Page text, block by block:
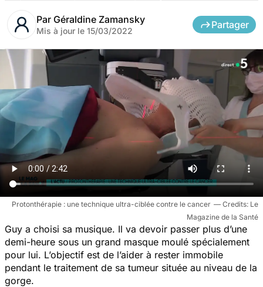
Par Géraldine Zamansky
Mis à jour le 15/03/2022
Partager
Protonthérapie : une technique ultra-ciblée contre le cancer
Le
Magazine de la Santé
Guy a choisi sa musique. Il va devoir passer plus d’une
demi-heure sous un grand masque moulé spécialement
pour lui. L’objectif est de l’aider à rester immobile
pendant le traitement de sa tumeur située au niveau de la
gorge.